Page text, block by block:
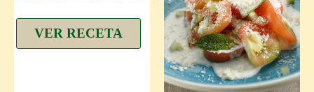
VER RECETA